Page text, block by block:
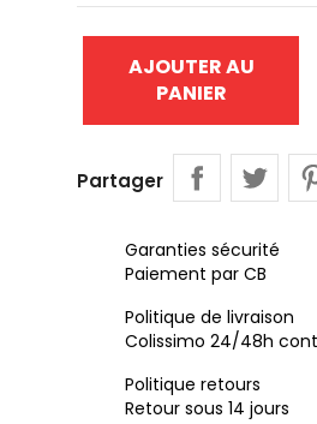
AJOUTER AU
PANIER
Partager
Garanties sécurité
Paiement par CB
Politique de livraison
Colissimo 24/48h
Politique retours
Retour sous 14 jours